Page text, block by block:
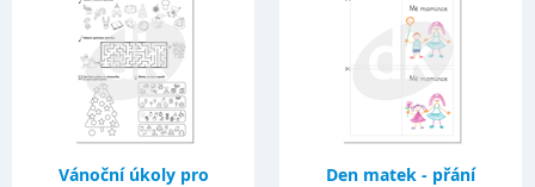
Vánoční úkoly pro
Den matek - přání